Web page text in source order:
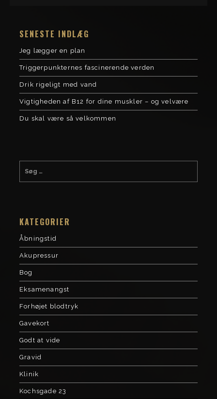
SENESTE INDLÆG
Jeg lægger en plan
Triggerpunkternes fascinerende verden
Drik rigeligt med vand
Vigtigheden af B12 for dine muskler – og velvære
Du skal være så velkommen
KATEGORIER
Åbningstid
Akupressur
Bog
Eksamenangst
Forhøjet blodtryk
Gavekort
Godt at vide
Gravid
Klinik
Kochsgade 23